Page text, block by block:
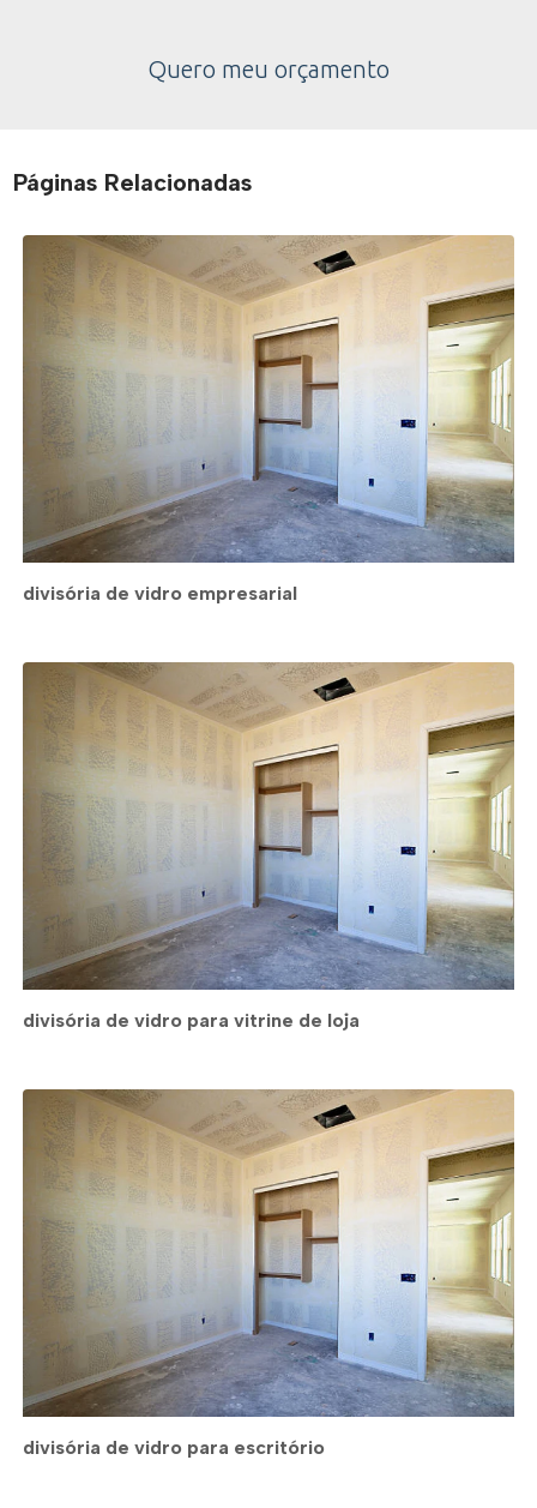
Quero meu orçamento
Páginas Relacionadas
divisória de vidro empresarial
divisória de vidro para vitrine de loja
divisória de vidro para escritório